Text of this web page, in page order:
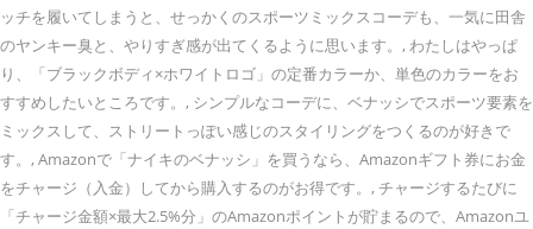
ッチを履いてしまうと、せっかくのスポーツミックスコーデも、一気に田舎
のヤンキー臭と、やりすぎ感が出てくるように思います。, わたしはやっぱ
り、「ブラックボディ×ホワイトロゴ」の定番カラーか、単色のカラーをお
すすめしたいところです。, シンプルなコーデに、ベナッシでスポーツ要素を
ミックスして、ストリートっぽい感じのスタイリングをつくるのが好きで
す。, Amazonで「ナイキのベナッシ」を買うなら、Amazonギフト券にお金
をチャージ（入金）してから購入するのがお得です。, チャージするたびに
「チャージ金額×最大2.5%分」のAmazonポイントが貯まるので、Amazonユ